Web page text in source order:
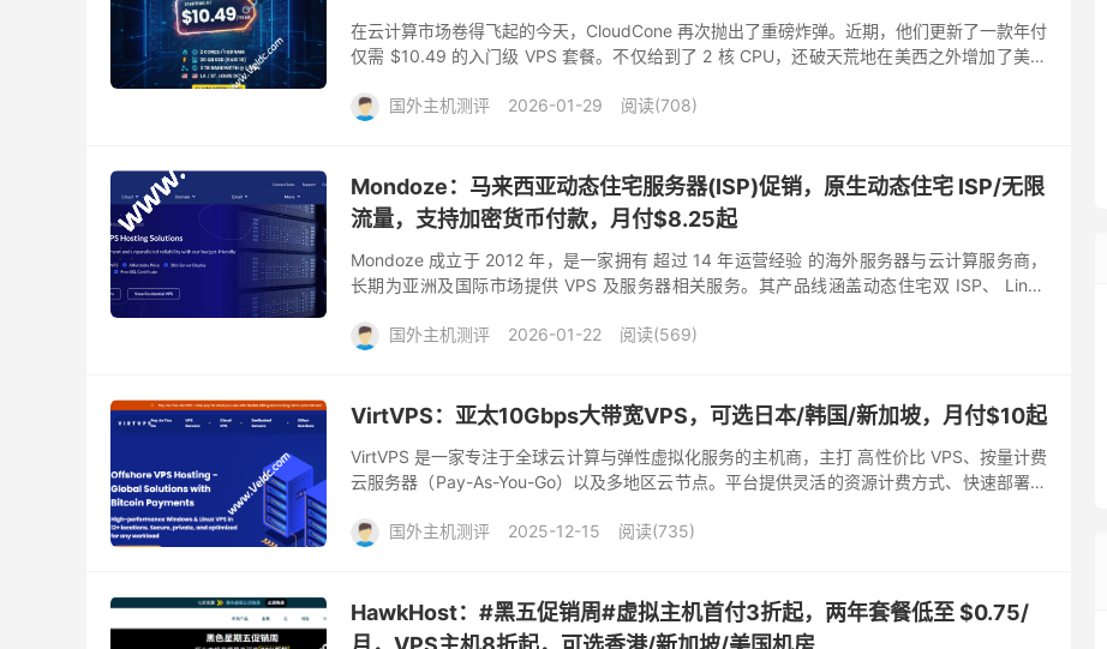
在云计算市场卷得飞起的今天，CloudCone 再次抛出了重磅炸弹。近期，他们更新了一款年付
仅需 $10.49 的入门级 VPS 套餐。不仅给到了 2 核 CPU，还破天荒地在美西之外增加了美国
国外主机测评
2026-01-29 阅读(708)
Mondoze：马来西亚动态住宅服务器(ISP)促销，原生动态住宅 ISP/无限
流量，支持加密货币付款，月付$8.25起
Mondoze 成立于 2012 年，是一家拥有 超过 14 年运营经验 的海外服务器与云计算服务商，
长期为亚洲及国际市场提供 VPS 及服务器相关服务。其产品线涵盖动态住宅双 ISP、 Linux
国外主机测评
2026-01-22 阅读(569)
VirtVPS：亚太10Gbps大带宽VPS，可选日本/韩国/新加坡，月付$10起
VirtVPS 是一家专注于全球云计算与弹性虚拟化服务的主机商，主打 高性价比 VPS、按量计费
云服务器（Pay-As-You-Go）以及多地区云节点。平台提供灵活的资源计费方式、快速部署能
国外主机测评
2025-12-15 阅读(735)
HawkHost：#黑五促销周#虚拟主机首付3折起，两年套餐低至 $0.75/